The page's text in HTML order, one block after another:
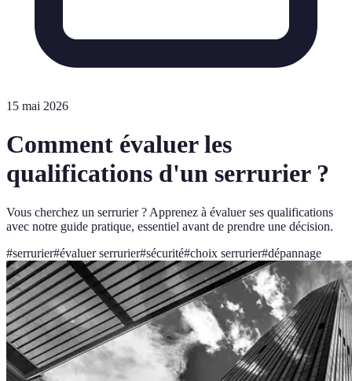
15 mai 2026
Comment évaluer les
qualifications d'un serrurier ?
Vous cherchez un serrurier ? Apprenez à évaluer ses qualifications
avec notre guide pratique, essentiel avant de prendre une décision.
#serrurier#évaluer serrurier#sécurité#choix serrurier#dépannage